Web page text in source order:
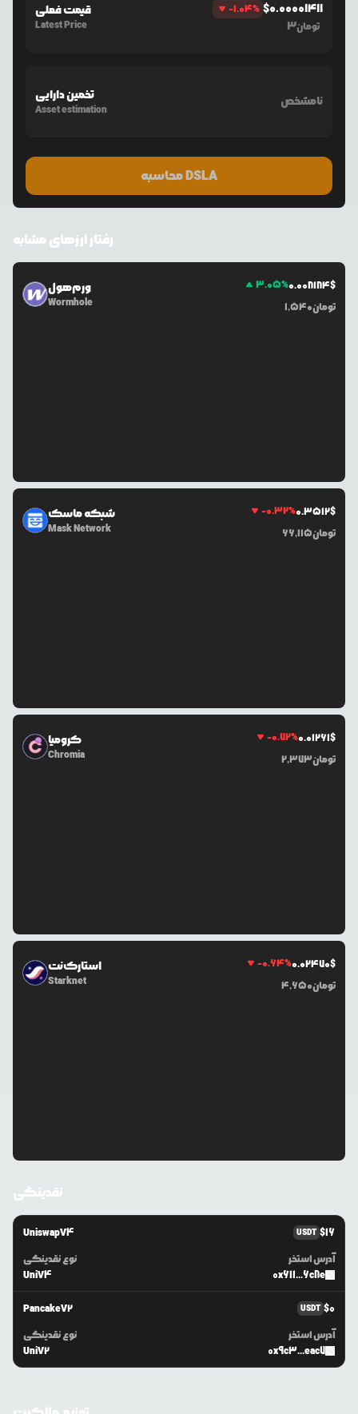
قیمت فعلی
Latest Price
-1.04% $0.00001411
3تومان
تخمین دارایی
Asset estimation
نامشخص
محاسبه DSLA
رفتار ارزهای مشابه
ورم‌هول
Wormhole
3.05%0.008184$
1,540تومان
شبکه ماسک
Mask Network
-0.32%0.3512$
66,115تومان
کرومیا
Chromia
-0.72%0.01261$
2,373تومان
استارک‌نت
Starknet
-0.64%0.02470$
4,650تومان
نقدینگی
UniswapV4 USDT $16
نوع نقدینگی
UniV4
آدرس استخر
0x611...6c8e
PancakeV2 USDT $0
نوع نقدینگی
UniV2
آدرس استخر
0x9c3...eac7